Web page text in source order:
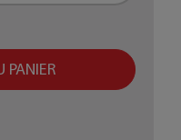
PANIER